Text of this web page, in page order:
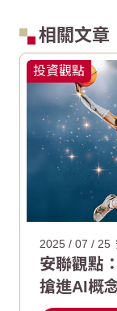
相關文章
投資觀點
2025 / 07 / 25
安聯觀點
搶進AI概